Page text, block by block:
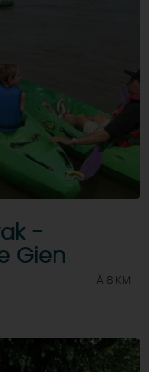
-
Gien
À 8 KM